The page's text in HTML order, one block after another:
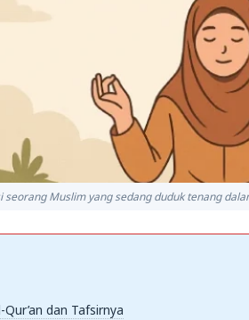
seorang Muslim yang sedang duduk tenang
dan Tafsirnya